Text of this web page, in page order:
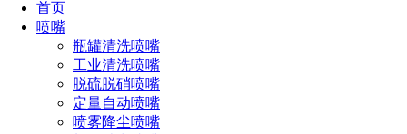
首页
喷嘴
瓶罐清洗喷嘴
工业清洗喷嘴
脱硫脱硝喷嘴
定量自动喷嘴
喷雾降尘喷嘴
在制造业中的功能和影响。
首先，空气雾化喷嘴在制造业中具有重要的喷涂功能。制
造业中，许多产品需要喷涂以提升表面质量或实现特定的功
能。例如，汽车制造商在生产过程中需要将涂料均匀地喷涂在
汽车表面上，以增加车身的外观魅力和防腐能力。而空气雾化
喷嘴通过将液态涂料雾化成微小颗粒，使其能够更为均匀地附